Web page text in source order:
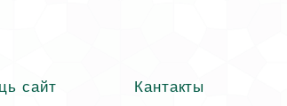
сайт Кантакты